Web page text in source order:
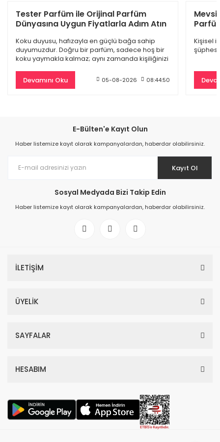
Dior Sauvage Edp Erkek Parfüm 100 Ml
9.500,00 TL
%61
Dior Hypnotic Poison Edp Kadın Parfüm 100 Ml
4.797,00 TL
Tester Parfüm ile Orijinal Parfüm
Dünyasına Uygun Fiyatlarla Adım Atın
Koku duyusu, hafızayla en güçlü bağa sahip
duyumuzdur. Doğru bir parfüm, sadece hoş bir
koku yaymakla kalmaz; aynı zamanda kişiliğinizi
Devamını Oku
05-08-2026 08:44:50
Kişisel
E-Bülten'e Kayıt Olun
Haber listemize kayıt olarak kampanyalardan, haberdar olabilirsiniz.
Kayıt Ol
Sosyal Medyada Bizi Takip Edin
Haber listemize kayıt olarak kampanyalardan, haberdar olabilirsiniz.
İLETİŞİM
ÜYELİK
SAYFALAR
HESABIM